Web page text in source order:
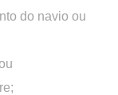
do navio ou